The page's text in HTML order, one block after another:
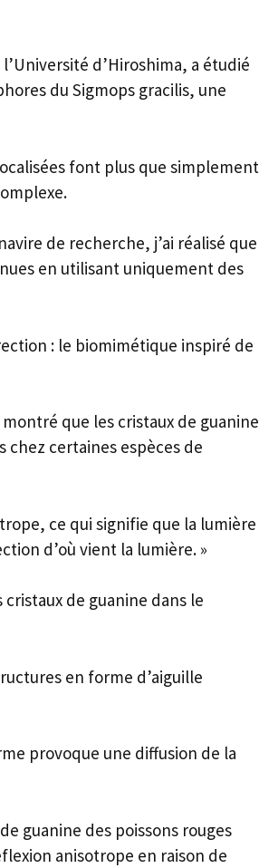
d’Hiroshima, a étudié
du Sigmops gracilis, une
font plus que simplement
de recherche, j’ai réalisé que
en utilisant uniquement des
: le biomimétique inspiré de
que les cristaux de guanine
certaines espèces de
ce qui signifie que la lumière
d’où vient la lumière. »
de guanine dans le
en forme d’aiguille
provoque une diffusion de la
guanine des poissons rouges
anisotrope en raison de